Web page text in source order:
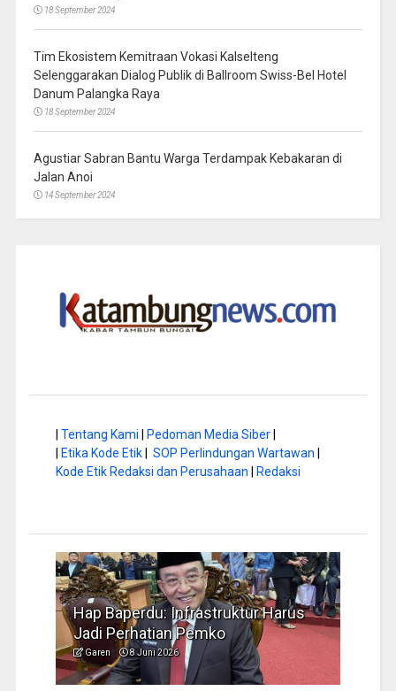
18 September 2024
Tim Ekosistem Kemitraan Vokasi Kalselteng
Selenggarakan Dialog Publik di Ballroom Swiss-Bel Hotel
Danum Palangka Raya
18 September 2024
Agustiar Sabran Bantu Warga Terdampak Kebakaran di
Jalan Anoi
14 September 2024
Tentang Kami Pedoman Media Siber|
Etika Kode Etik| SOP Perlindungan Wartawan
Kode Etik Redaksi dan Perusahaan
Redaksi
Hap Baperdu: Infrastruktur Harus
Jadi Perhatian Pemko
Garen 8 Juni 2026